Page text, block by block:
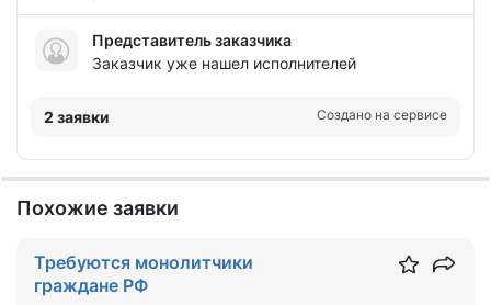
Представитель заказчика
Заказчик уже нашел исполнителей
2 заявки Создано на сервисе
Похожие заявки
Требуются монолитчики
граждане РФ